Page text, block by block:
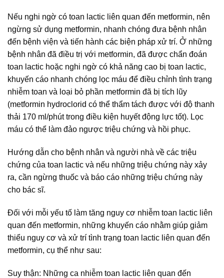
Nếu nghi ngờ có toan lactic liên quan đến metformin, nên
ngừng sử dụng metformin, nhanh chóng đưa bệnh nhân
đến bệnh viện và tiến hành các biện pháp xử trí. Ở những
bệnh nhân đã điều trị với metformin, đã được chẩn đoán
toan lactic hoặc nghi ngờ có khả năng cao bị toan lactic,
khuyến cáo nhanh chóng lọc máu để điều chỉnh tình trạng
nhiễm toan và loại bỏ phần metformin đã bị tích lũy
(metformin hydroclorid có thể thẩm tách được với độ thanh
thải 170 ml/phút trong điều kiện huyết động lực tốt). Lọc
máu có thể làm đảo ngược triệu chứng và hồi phục.
Hướng dẫn cho bệnh nhân và người nhà về các triệu
chứng của toan lactic và nếu những triệu chứng này xảy
ra, cần ngừng thuốc và báo cáo những triệu chứng này
cho bác sĩ.
Đối với mỗi yếu tố làm tăng nguy cơ nhiễm toan lactic liên
quan đến metformin, những khuyến cáo nhằm giúp giảm
thiểu nguy cơ và xử trí tình trạng toan lactic liên quan đến
metformin, cụ thể như sau:
Suy thận: Những ca nhiễm toan lactic liên quan đến